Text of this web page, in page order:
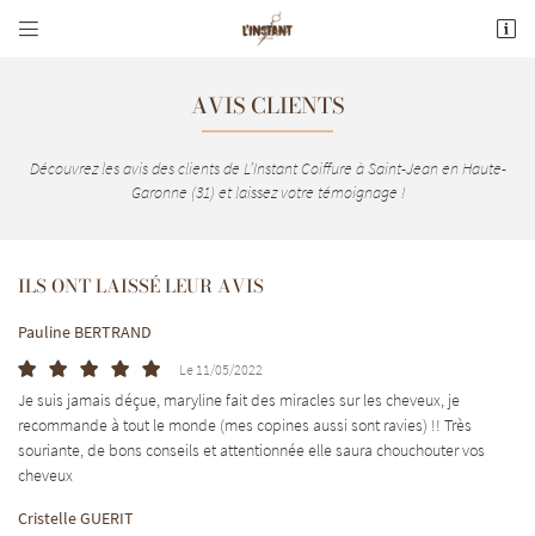
 
 Adresse email de réception
En cochant cette case, vous consentez à recevoir nos propositions commerciales à l'adresse
email indiqué ci-dessus. Vous pouvez vous désinscrire à tout moment en utilisant le
formulaire de désinscription
AVIS CLIENTS
Découvrez les avis des clients de L’Instant Coiffure à Saint-Jean en Haute-
Garonne (31) et laissez votre témoignage !
ILS ONT LAISSÉ LEUR AVIS
Pauline BERTRAND
Le 11/05/2022
Je suis jamais déçue, maryline fait des miracles sur les cheveux, je
recommande à tout le monde (mes copines aussi sont ravies) !! Très
souriante, de bons conseils et attentionnée elle saura chouchouter vos
cheveux
Cristelle GUERIT